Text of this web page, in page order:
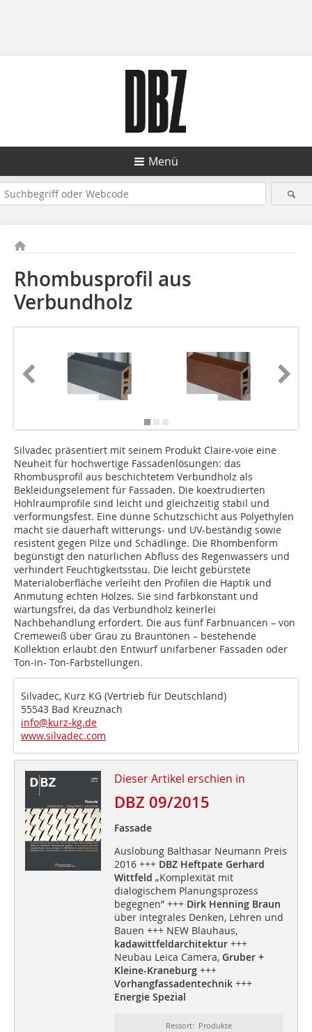
Menü
Rhombusprofil aus
Verbundholz
Silvadec präsentiert mit seinem Produkt Claire-voie eine
Neuheit für hochwertige Fassadenlösungen: das
Rhombusprofil aus beschichtetem Verbundholz als
Bekleidungselement für Fassaden. Die koextrudierten
Hohlraumprofile sind leicht und gleichzeitig stabil und
verformungsfest. Eine dünne Schutzschicht aus Polyethylen
macht sie dauerhaft witterungs- und UV-beständig sowie
resistent gegen Pilze und Schädlinge. Die Rhombenform
begünstigt den natürlichen Abfluss des Regenwassers und
verhindert Feuchtigkeitsstau. Die leicht gebürstete
Materialoberfläche verleiht den Profilen die Haptik und
Anmutung echten Holzes. Sie sind farbkonstant und
wartungsfrei, da das Verbundholz keinerlei
Nachbehandlung erfordert. Die aus fünf Farbnuancen – von
Cremeweiß über Grau zu Brauntönen – bestehende
Kollektion erlaubt den Entwurf unifarbener Fassaden oder
Ton-in- Ton-Farbstellungen.
Silvadec, Kurz KG (Vertrieb für Deutschland)
55543 Bad Kreuznach
info@kurz-kg.de
www.silvadec.com
Dieser Artikel erschien in
DBZ 09/2015
Fassade
Auslobung Balthasar Neumann Preis
2016 +++ DBZ Heftpate Gerhard
Wittfeld „Komplexität mit
dialogischem Planungsprozess
begegnen” +++ Dirk Henning Braun
über integrales Denken, Lehren und
Bauen +++ NEW Blauhaus,
kadawittfeldarchitektur+++
Neubau Leica Camera, Gruber +
Kleine-Kraneburg +++
Vorhangfassadentechnik+++
Energie Spezial
Ressort: Produkte